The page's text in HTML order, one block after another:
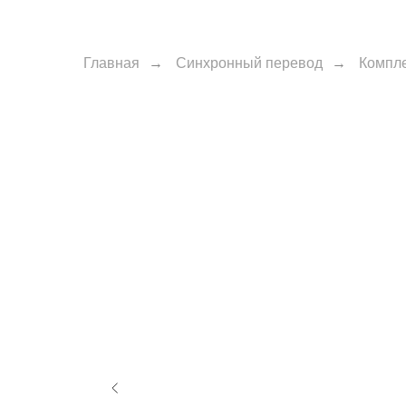
Главная → Синхронный перевод →